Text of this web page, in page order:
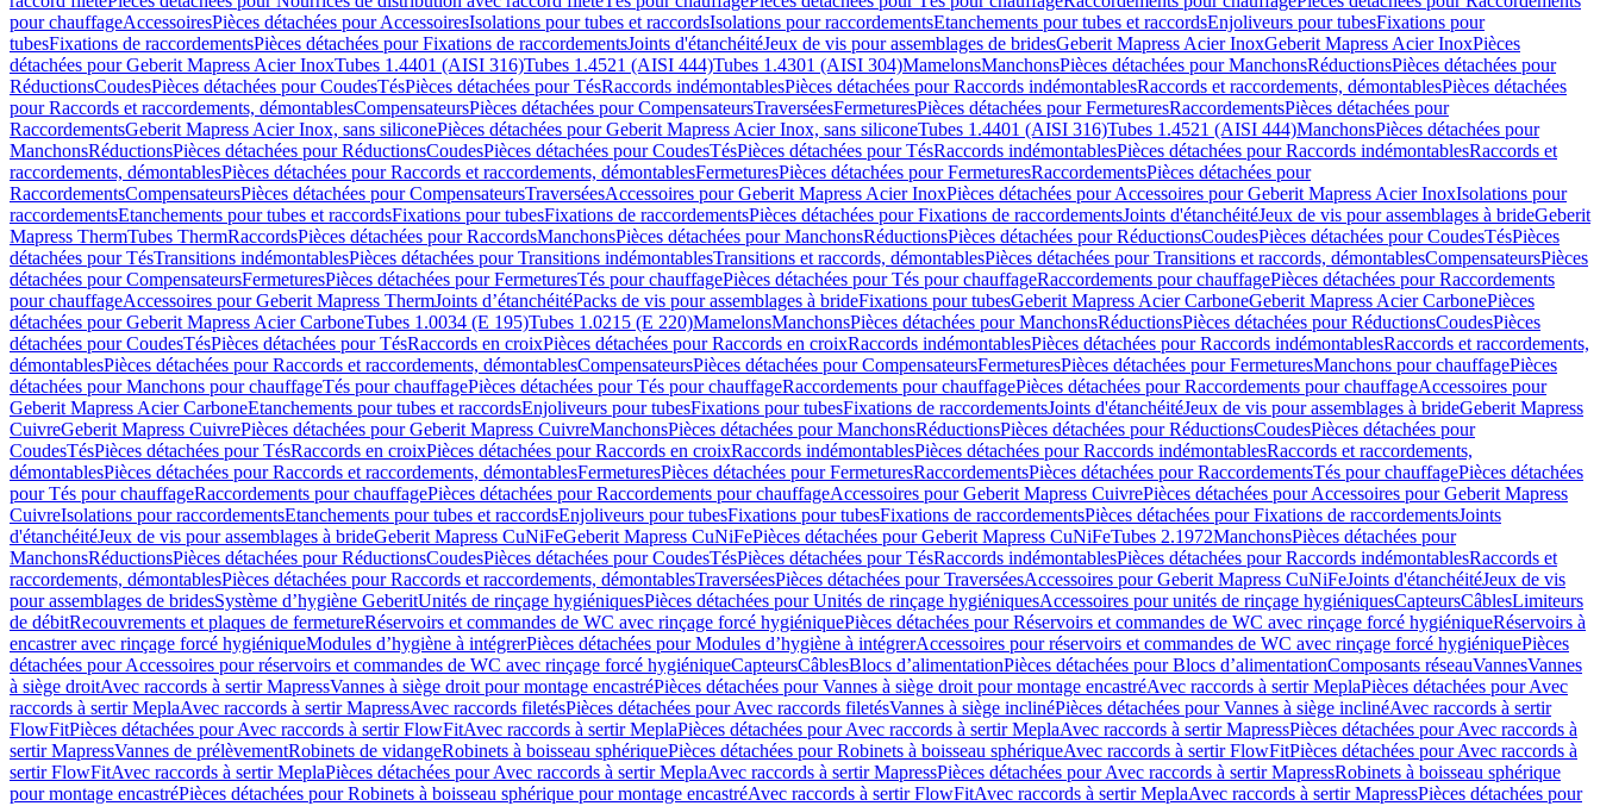
pour chauffageAccessoiresPièces détachées pour AccessoiresIsolations pour tubes et raccordsIsolations pour raccordementsEtanchements pour tubes et raccordsEnjoliveurs pour tubesFixations pour
tubesFixations de raccordementsPièces détachées pour Fixations de raccordementsJoints d'étanchéitéJeux de vis pour assemblages de bridesGeberit Mapress Acier InoxGeberit Mapress Acier InoxPièces
détachées pour Geberit Mapress Acier InoxTubes 1.4401 (AISI 316)Tubes 1.4521 (AISI 444)Tubes 1.4301 (AISI 304)MamelonsManchonsPièces détachées pour ManchonsRéductionsPièces détachées pour
RéductionsCoudesPièces détachées pour CoudesTésPièces détachées pour TésRaccords indémontablesPièces détachées pour Raccords indémontablesRaccords et raccordements, démontablesPièces détachées
pour Raccords et raccordements, démontablesCompensateursPièces détachées pour CompensateursTraverséesFermeturesPièces détachées pour FermeturesRaccordementsPièces détachées pour
RaccordementsGeberit Mapress Acier Inox, sans siliconePièces détachées pour Geberit Mapress Acier Inox, sans siliconeTubes 1.4401 (AISI 316)Tubes 1.4521 (AISI 444)ManchonsPièces détachées pour
ManchonsRéductionsPièces détachées pour RéductionsCoudesPièces détachées pour CoudesTésPièces détachées pour TésRaccords indémontablesPièces détachées pour Raccords indémontablesRaccords et
raccordements, démontablesPièces détachées pour Raccords et raccordements, démontablesFermeturesPièces détachées pour FermeturesRaccordementsPièces détachées pour
RaccordementsCompensateursPièces détachées pour CompensateursTraverséesAccessoires pour Geberit Mapress Acier InoxPièces détachées pour Accessoires pour Geberit Mapress Acier InoxIsolations pour
raccordementsEtanchements pour tubes et raccordsFixations pour tubesFixations de raccordementsPièces détachées pour Fixations de raccordementsJoints d'étanchéitéJeux de vis pour assemblages à brideGeberit
Mapress ThermTubes ThermRaccordsPièces détachées pour RaccordsManchonsPièces détachées pour ManchonsRéductionsPièces détachées pour RéductionsCoudesPièces détachées pour CoudesTésPièces
détachées pour TésTransitions indémontablesPièces détachées pour Transitions indémontablesTransitions et raccords, démontablesPièces détachées pour Transitions et raccords, démontablesCompensateursPièces
détachées pour CompensateursFermeturesPièces détachées pour FermeturesTés pour chauffagePièces détachées pour Tés pour chauffageRaccordements pour chauffagePièces détachées pour Raccordements
pour chauffageAccessoires pour Geberit Mapress ThermJoints d’étanchéitéPacks de vis pour assemblages à brideFixations pour tubesGeberit Mapress Acier CarboneGeberit Mapress Acier CarbonePièces
détachées pour Geberit Mapress Acier CarboneTubes 1.0034 (E 195)Tubes 1.0215 (E 220)MamelonsManchonsPièces détachées pour ManchonsRéductionsPièces détachées pour RéductionsCoudesPièces
détachées pour CoudesTésPièces détachées pour TésRaccords en croixPièces détachées pour Raccords en croixRaccords indémontablesPièces détachées pour Raccords indémontablesRaccords et raccordements,
démontablesPièces détachées pour Raccords et raccordements, démontablesCompensateursPièces détachées pour CompensateursFermeturesPièces détachées pour FermeturesManchons pour chauffagePièces
détachées pour Manchons pour chauffageTés pour chauffagePièces détachées pour Tés pour chauffageRaccordements pour chauffagePièces détachées pour Raccordements pour chauffageAccessoires pour
Geberit Mapress Acier CarboneEtanchements pour tubes et raccordsEnjoliveurs pour tubesFixations pour tubesFixations de raccordementsJoints d'étanchéitéJeux de vis pour assemblages à brideGeberit Mapress
CuivreGeberit Mapress CuivrePièces détachées pour Geberit Mapress CuivreManchonsPièces détachées pour ManchonsRéductionsPièces détachées pour RéductionsCoudesPièces détachées pour
CoudesTésPièces détachées pour TésRaccords en croixPièces détachées pour Raccords en croixRaccords indémontablesPièces détachées pour Raccords indémontablesRaccords et raccordements,
démontablesPièces détachées pour Raccords et raccordements, démontablesFermeturesPièces détachées pour FermeturesRaccordementsPièces détachées pour RaccordementsTés pour chauffagePièces détachées
pour Tés pour chauffageRaccordements pour chauffagePièces détachées pour Raccordements pour chauffageAccessoires pour Geberit Mapress CuivrePièces détachées pour Accessoires pour Geberit Mapress
CuivreIsolations pour raccordementsEtanchements pour tubes et raccordsEnjoliveurs pour tubesFixations pour tubesFixations de raccordementsPièces détachées pour Fixations de raccordementsJoints
d'étanchéitéJeux de vis pour assemblages à brideGeberit Mapress CuNiFeGeberit Mapress CuNiFePièces détachées pour Geberit Mapress CuNiFeTubes 2.1972ManchonsPièces détachées pour
ManchonsRéductionsPièces détachées pour RéductionsCoudesPièces détachées pour CoudesTésPièces détachées pour TésRaccords indémontablesPièces détachées pour Raccords indémontablesRaccords et
raccordements, démontablesPièces détachées pour Raccords et raccordements, démontablesTraverséesPièces détachées pour TraverséesAccessoires pour Geberit Mapress CuNiFeJoints d'étanchéitéJeux de vis
pour assemblages de bridesSystème d’hygiène GeberitUnités de rinçage hygiéniquesPièces détachées pour Unités de rinçage hygiéniquesAccessoires pour unités de rinçage hygiéniquesCapteursCâblesLimiteurs
de débitRecouvrements et plaques de fermetureRéservoirs et commandes de WC avec rinçage forcé hygiéniquePièces détachées pour Réservoirs et commandes de WC avec rinçage forcé hygiéniqueRéservoirs à
encastrer avec rinçage forcé hygiéniqueModules d’hygiène à intégrerPièces détachées pour Modules d’hygiène à intégrerAccessoires pour réservoirs et commandes de WC avec rinçage forcé hygiéniquePièces
détachées pour Accessoires pour réservoirs et commandes de WC avec rinçage forcé hygiéniqueCapteursCâblesBlocs d’alimentationPièces détachées pour Blocs d’alimentationComposants réseauVannesVannes
à siège droitAvec raccords à sertir MapressVannes à siège droit pour montage encastréPièces détachées pour Vannes à siège droit pour montage encastréAvec raccords à sertir MeplaPièces détachées pour Avec
raccords à sertir MeplaAvec raccords à sertir MapressAvec raccords filetésPièces détachées pour Avec raccords filetésVannes à siège inclinéPièces détachées pour Vannes à siège inclinéAvec raccords à sertir
FlowFitPièces détachées pour Avec raccords à sertir FlowFitAvec raccords à sertir MeplaPièces détachées pour Avec raccords à sertir MeplaAvec raccords à sertir MapressPièces détachées pour Avec raccords à
sertir MapressVannes de prélèvementRobinets de vidangeRobinets à boisseau sphériquePièces détachées pour Robinets à boisseau sphériqueAvec raccords à sertir FlowFitPièces détachées pour Avec raccords à
sertir FlowFitAvec raccords à sertir MeplaPièces détachées pour Avec raccords à sertir MeplaAvec raccords à sertir MapressPièces détachées pour Avec raccords à sertir MapressRobinets à boisseau sphérique
pour montage encastréPièces détachées pour Robinets à boisseau sphérique pour montage encastréAvec raccords à sertir FlowFitAvec raccords à sertir MeplaAvec raccords à sertir MapressPièces détachées pour